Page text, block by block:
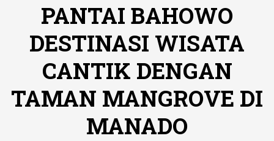
PANTAI BAHOWO
DESTINASI WISATA
CANTIK DENGAN
TAMAN MANGROVE DI
MANADO